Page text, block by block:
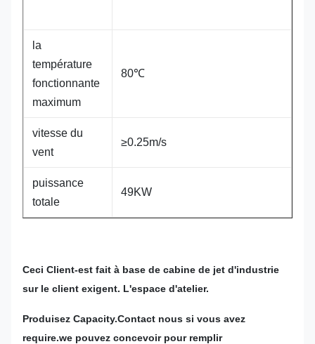
la
température
fonctionnante
maximum
80℃
vitesse du
vent
≥0.25m/s
puissance
totale
49KW
Ceci Client-est fait à base de cabine de jet d'industrie
sur le client exigent. L'espace d'atelier.
Produisez Capacity.Contact nous si vous avez
require.we pouvez concevoir pour remplir